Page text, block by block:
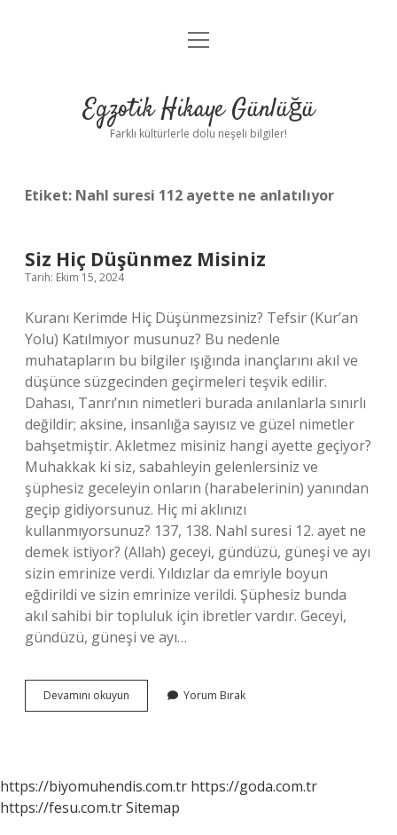
Anasayfa
Yasal Uyarı
menüyü
Egzotik Hikaye Günlüğü
Farklı kültürlerle dolu neşeli bilgiler!
Etiket: Nahl suresi 112 ayette ne anlatılıyor
Siz Hiç Düşünmez Misiniz
Tarih: Ekim 15, 2024
Kuranı Kerimde Hiç Düşünmezsiniz? Tefsir (Kur’an
Yolu) Katılmıyor musunuz? Bu nedenle
muhatapların bu bilgiler ışığında inançlarını akıl ve
düşünce süzgecinden geçirmeleri teşvik edilir.
Dahası, Tanrı’nın nimetleri burada anılanlarla sınırlı
değildir; aksine, insanlığa sayısız ve güzel nimetler
bahşetmiştir. Akletmez misiniz hangi ayette geçiyor?
Muhakkak ki siz, sabahleyin gelenlersiniz ve
şüphesiz geceleyin onların (harabelerinin) yanından
geçip gidiyorsunuz. Hiç mi aklınızı
kullanmıyorsunuz? 137, 138. Nahl suresi 12. ayet ne
demek istiyor? (Allah) geceyi, gündüzü, güneşi ve ayı
sizin emrinize verdi. Yıldızlar da emriyle boyun
eğdirildi ve sizin emrinize verildi. Şüphesiz bunda
akıl sahibi bir topluluk için ibretler vardır. Geceyi,
gündüzü, güneşi ve ayı…
Devamını okuyun
Hiç
Yorum Bırak
https://biyomuhendis.com.tr https://goda.com.tr
https://fesu.com.trSitemap